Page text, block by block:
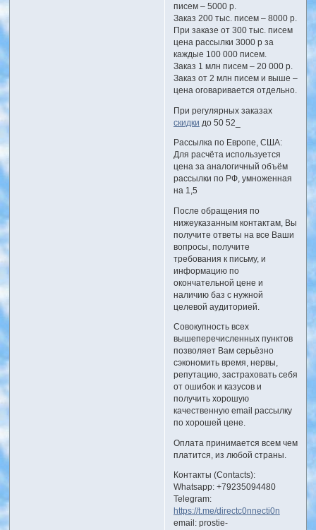
писем – 5000 р.
Заказ 200 тыс. писем – 8000 р.
При заказе от 300 тыс. писем
цена рассылки 3000 р за
каждые 100 000 писем.
Заказ 1 млн писем – 20 000 р.
Заказ от 2 млн писем и выше –
цена оговаривается отдельно.
При регулярных заказах
скидки до 50 52_
Рассылка по Европе, США:
Для расчёта используется
цена за аналогичный объём
рассылки по РФ, умноженная
на 1,5
После обращения по
нижеуказанным контактам, Вы
получите ответы на все Ваши
вопросы, получите
требования к письму, и
информацию по
окончательной цене и
наличию баз с нужной
целевой аудиторией.
Совокупность всех
вышеперечисленных пунктов
позволяет Вам серьёзно
сэкономить время, нервы,
репутацию, застраховать себя
от ошибок и казусов и
получить хорошую
качественную email рассылку
по хорошей цене.
Оплата принимается всем чем
платится, из любой страны.
Контакты (Contacts):
Whatsapp: +79235094480
Telegram:
https://t.me/directc0nnecti0n
email: prostie-